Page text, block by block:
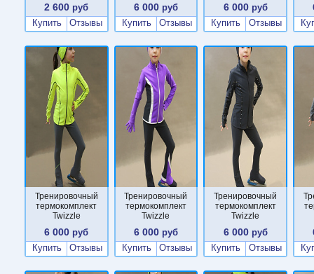
2 600 руб
Купить
Отзывы
6 000 руб
Купить
Отзывы
6 000руб
Купить
Отзывы
Тренировочный
термокомплект
Twizzle
6 000 руб
Купить
Отзывы
Тренировочный
термокомплект
Twizzle
6 000 руб
Купить
Отзывы
Тренировочный
термокомплект
Twizzle
6 000руб
Купить
Отзывы